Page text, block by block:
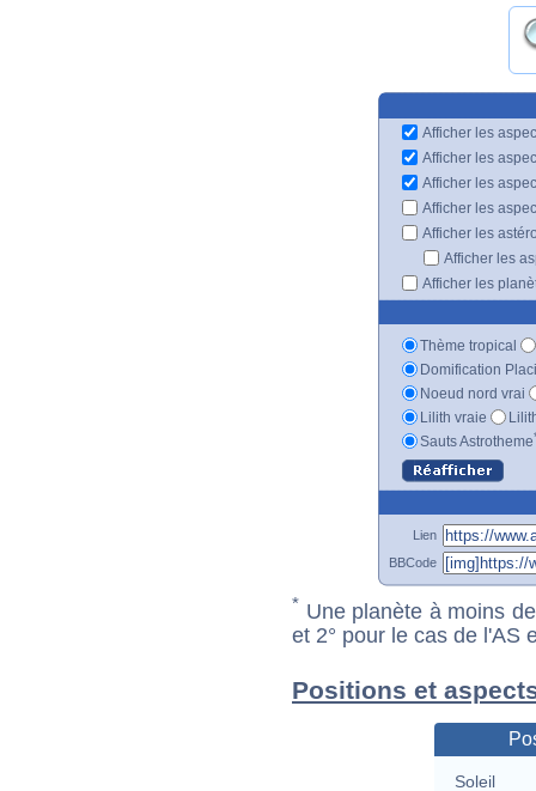
Afficher les
Afficher les
Afficher les
Afficher les
Afficher les
Afficher les
Afficher les
Thème tropical
Domification
Noeud nord vrai
Lilith vraie
Sauts Astrotheme
Lien
BBCode
* Une planète à moins
et 2° pour le cas de l'AS
Positions et
Soleil